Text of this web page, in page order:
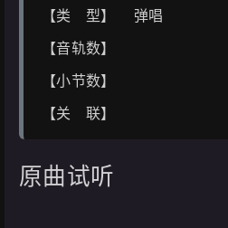
【类 型】 弹唱
【音轨数】
【小节数】
【关 联】
原曲试听